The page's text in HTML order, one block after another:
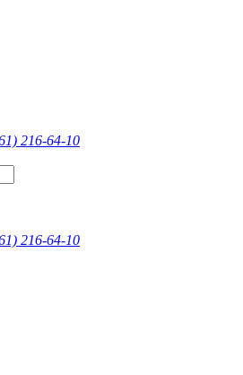
216-64-10
216-64-10